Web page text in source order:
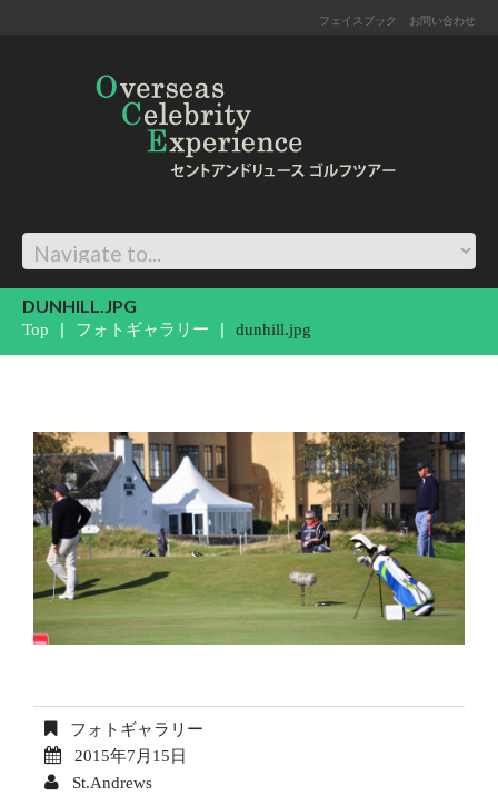
フェイスブック お問い合わせ
DUNHILL.JPG
Top フォトギャラリー dunhill.jpg
フォトギャラリー
2015年7月15日
St.Andrews